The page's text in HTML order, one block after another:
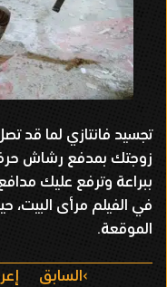
تجسيد فانتازي لما قد
زوجتك بمدفع رشاش
ببراعة وترفع عليك
في الفيلم مرأى البيت،
الموقعة.
السابق